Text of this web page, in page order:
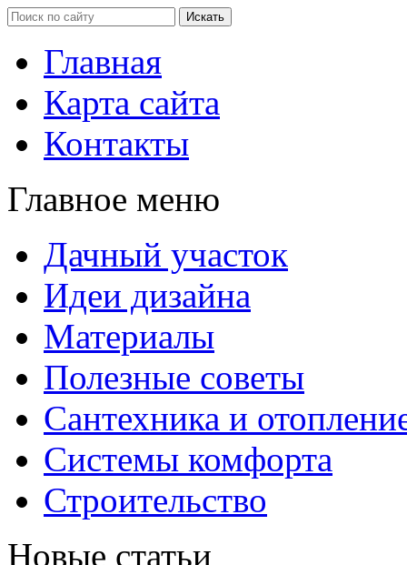
Главная
Карта сайта
Контакты
Главное меню
Дачный участок
Идеи дизайна
Материалы
Полезные советы
Сантехника и
Системы комфорта
Строительство
Новые статьи